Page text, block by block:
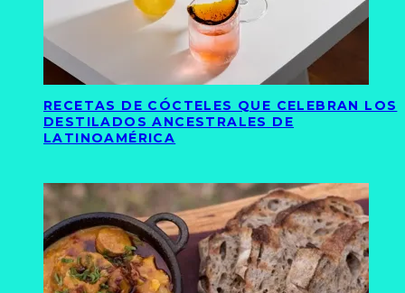
RECETAS DE CÓCTELES QUE CELEBRAN LOS
DESTILADOS ANCESTRALES DE
LATINOAMÉRICA